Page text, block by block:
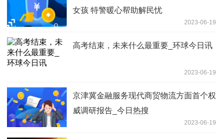
女孩 特警暖心帮助解民忧
2023-06-19
高考结束，未来什么最重要_环球今日讯
2023-06-19
京津冀金融服务现代商贸物流方面首个权
威调研报告_今日热搜
2023-06-19